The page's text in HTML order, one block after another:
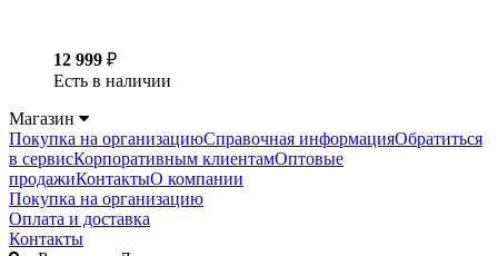
12 999 ₽
Есть в наличии
Магазин
Покупка на организациюСправочная информацияОбратиться
в сервисКорпоративным клиентамОптовые
продажиКонтактыО компании
Покупка на организацию
Оплата и доставка
Контакты